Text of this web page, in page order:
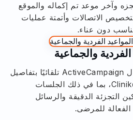
وآخر موعد تم إكماله والموقع
الاتصالات وأتمتة عمليات
دون عناء.
والجماعية
قم بتحديث جهات اتصال ActiveCampaign تلقائيًا بتفاصيل
المواعيد الدقيقة من Cliniko، بما في ذلك الجلسات
التجزئة الدقيقة والرسائل
للمرضى.